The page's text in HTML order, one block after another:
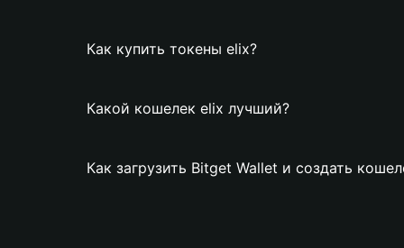
Как купить токены elix?
Какой кошелек elix лучший?
Как загрузить Bitget Wallet и создать